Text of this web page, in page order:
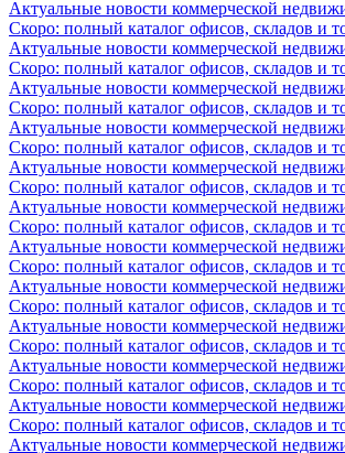
Актуальные новости коммерческой
Скоро: полный каталог офисов, складов и
Актуальные новости коммерческой
Скоро: полный каталог офисов, складов и
Актуальные новости коммерческой
Скоро: полный каталог офисов, складов и
Актуальные новости коммерческой
Скоро: полный каталог офисов, складов и
Актуальные новости коммерческой
Скоро: полный каталог офисов, складов и
Актуальные новости коммерческой
Скоро: полный каталог офисов, складов и
Актуальные новости коммерческой
Скоро: полный каталог офисов, складов и
Актуальные новости коммерческой
Скоро: полный каталог офисов, складов и
Актуальные новости коммерческой
Скоро: полный каталог офисов, складов и
Актуальные новости коммерческой
Скоро: полный каталог офисов, складов и
Актуальные новости коммерческой
Скоро: полный каталог офисов, складов и
Актуальные новости коммерческой